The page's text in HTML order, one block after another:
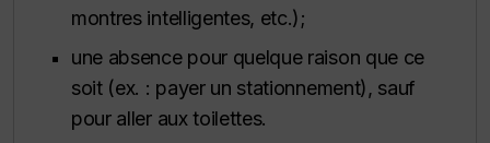
montres intelligentes, etc.);
une absence pour quelque raison que ce
soit (ex. : payer un stationnement), sauf
pour aller aux toilettes.